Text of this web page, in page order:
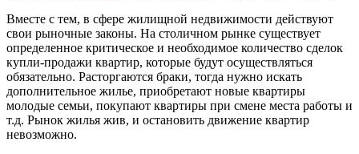
Вместе с тем, в сфере жилищной недвижимости действуют
свои рыночные законы. На столичном рынке существует
определенное критическое и необходимое количество сделок
купли-продажи квартир, которые будут осуществляться
обязательно. Расторгаются браки, тогда нужно искать
дополнительное жилье, приобретают новые квартиры
молодые семьи, покупают квартиры при смене места работы и
т.д. Рынок жилья жив, и остановить движение квартир
невозможно.